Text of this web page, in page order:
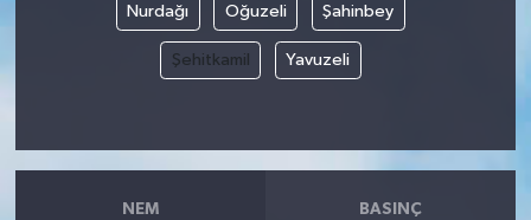
Nurdağı Oğuzeli Şahinbey
Şehitkamil Yavuzeli
NEM BASINÇ